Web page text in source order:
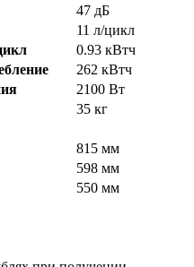
47 дБ
11 л/цикл
0.93 кВтч
262 кВтч
2100 Вт
35 кг
815 мм
598 мм
550 мм